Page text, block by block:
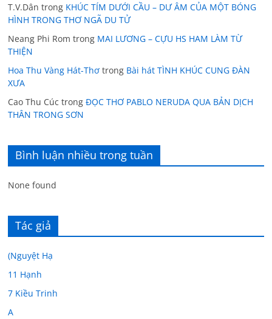
T.V.Dân trong KHÚC TÍM DƯỚI CẦU – DƯ ÂM CỦA MỘT BÓNG
HÌNH TRONG THƠ NGÃ DU TỬ
Neang Phi Rom trong MAI LƯƠNG – CỰU HS HAM LÀM TỪ
THIỆN
Hoa Thu Vàng Hát-Thơ trong Bài hát TÌNH KHÚC CUNG ĐÀN
XƯA
Cao Thu Cúc trongĐỌC THƠ PABLO NERUDA QUA BẢN DỊCH
THÂN TRONG SƠN
Bình luận nhiều trong tuần
None found
Tác giả
(Nguyệt Hạ
11 Hạnh
7 Kiều Trinh
A